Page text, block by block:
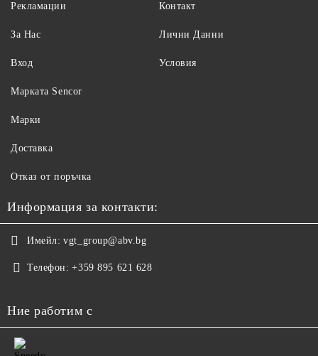
Рекламации
За Нас
Вход
Контакт
Лични Данни
Условия
Maрката Sencor
Марки
Доставка
Отказ от поръчка
Информация за контакти:
Имейл: vgt_group@abv.bg
Телефон: +359 895 621 628
Ние работим с